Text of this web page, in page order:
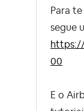
Para
segue
00
E o